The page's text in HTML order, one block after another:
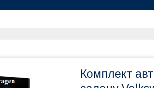
Комплект